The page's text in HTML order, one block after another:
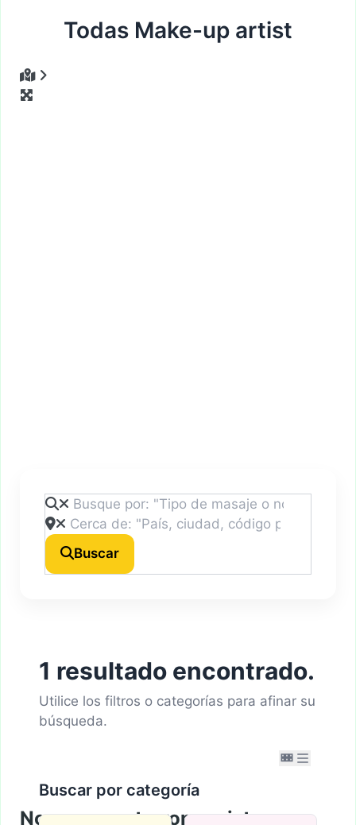
Todas Make-up artist
No se encontraron registros
Buscar
1 resultado encontrado.
Utilice los filtros o categorías para afinar su
búsqueda.
Buscar por categoría